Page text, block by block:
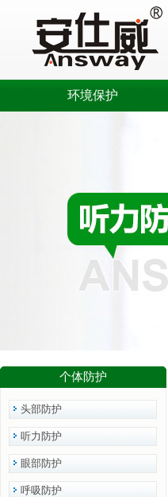
环境保护
个体防护
头部防护
听力防护
眼部防护
呼吸防护